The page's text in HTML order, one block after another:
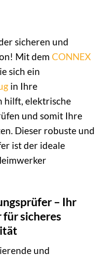
sicheren und
Mit dem CONNEX
sich ein
in Ihre
hilft, elektrische
und somit Ihre
Dieser robuste und
ist der ideale
– Ihr
für sicheres
und